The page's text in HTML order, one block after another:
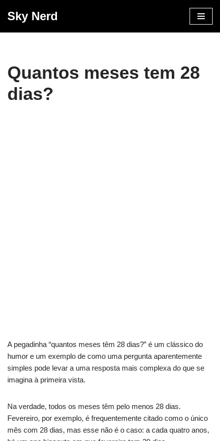
Sky Nerd
Quantos meses tem 28
dias?
A pegadinha “quantos meses têm 28 dias?” é um clássico do
humor e um exemplo de como uma pergunta aparentemente
simples pode levar a uma resposta mais complexa do que se
imagina à primeira vista.
Na verdade, todos os meses têm pelo menos 28 dias.
Fevereiro, por exemplo, é frequentemente citado como o único
mês com 28 dias, mas esse não é o caso: a cada quatro anos,